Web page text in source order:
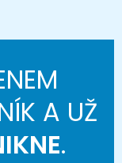
A UŽ
.